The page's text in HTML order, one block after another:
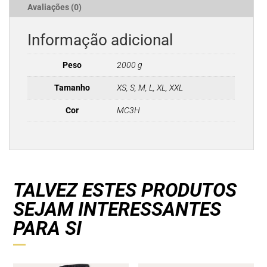
Avaliações (0)
Informação adicional
Peso 2000 g
Tamanho XS, S, M, L, XL, XXL
Cor MC3H
TALVEZ ESTES PRODUTOS
SEJAM INTERESSANTES
PARA SI